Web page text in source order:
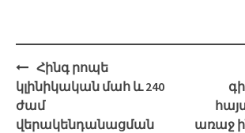
Post
navigation
Հինգ րոպե
կլինիկական մահ և 240
ժամ
վերակենդանացման
առաջ